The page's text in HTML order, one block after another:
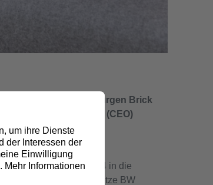
Dr. Hans-Jürgen Brick
der Geschäftsführung (CEO)
Müller zum 1. Juli 2024 in die
führung von Netze BW